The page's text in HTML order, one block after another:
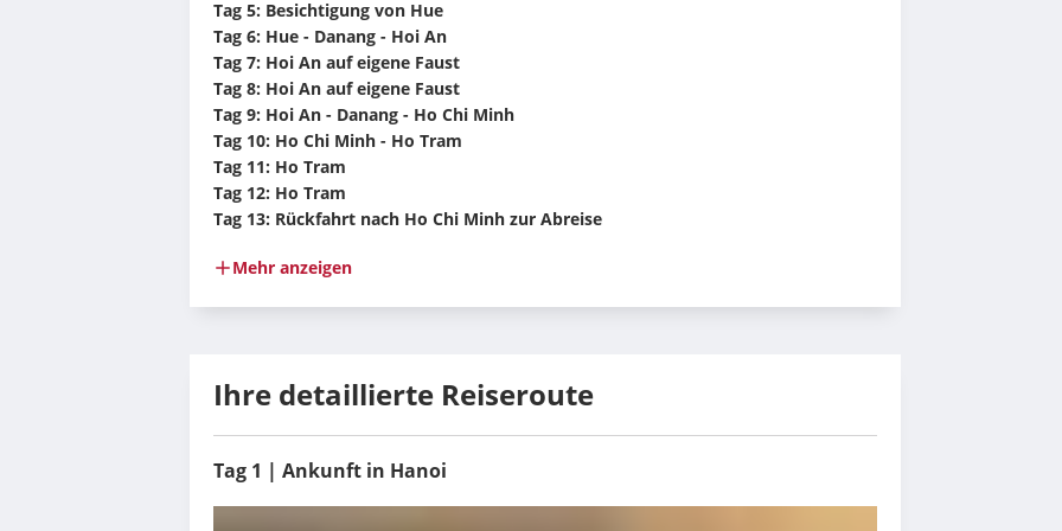
Tag 5: Besichtigung von Hue
Tag 6: Hue - Danang - Hoi An
Tag 7: Hoi An auf eigene Faust
Tag 8: Hoi An auf eigene Faust
Tag 9: Hoi An - Danang - Ho Chi Minh
Tag 10: Ho Chi Minh - Ho Tram
Tag 11: Ho Tram
Tag 12: Ho Tram
Tag 13: Rückfahrt nach Ho Chi Minh zur Abreise
Mehr anzeigen
Ihre detaillierte Reiseroute
Tag 1 | Ankunft in Hanoi